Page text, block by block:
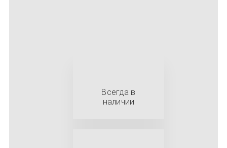
Всегда в
наличии